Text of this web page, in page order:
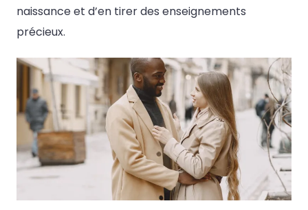
naissance et d’en tirer des enseignements
précieux.